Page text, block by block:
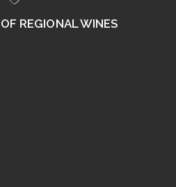
REGIONAL WINES